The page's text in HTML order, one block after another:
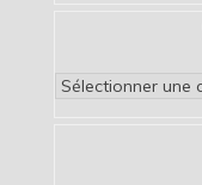
Catégories